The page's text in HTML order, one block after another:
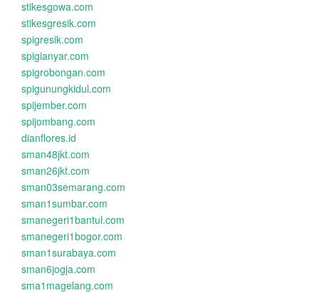
stikesgowa.com
stikesgresik.com
spigresik.com
spigianyar.com
spigrobongan.com
spigunungkidul.com
spijember.com
spijombang.com
dianflores.id
sman48jkt.com
sman26jkt.com
sman03semarang.com
sman1sumbar.com
smanegeri1bantul.com
smanegeri1bogor.com
sman1surabaya.com
sman6jogja.com
sma1magelang.com